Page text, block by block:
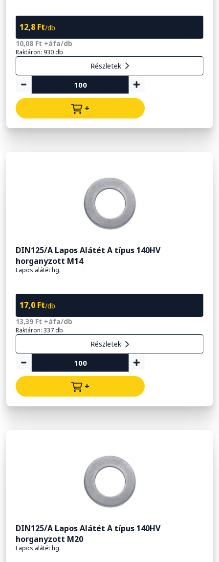
12,8 Ft/db
10,08 Ft +áfa/db
Raktáron: 930 db
Részletek
+
DIN125/A Lapos Alátét A típus 140HV
horganyzott M14
Lapos alátét hg.
17,0 Ft/db
13,39 Ft +áfa/db
Raktáron: 337 db
Részletek
+
DIN125/A Lapos Alátét A típus 140HV
horganyzott M20
Lapos alátét hg.